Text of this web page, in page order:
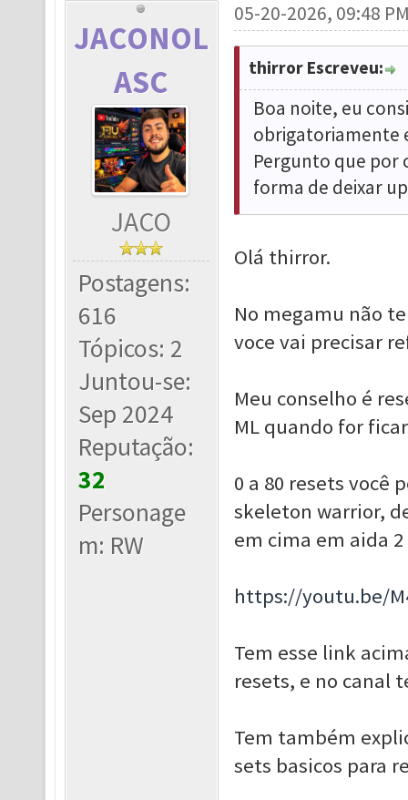
JACONOL
ASC
JACO
Postagens:
616
Tópicos: 2
Juntou-se:
Sep 2024
Reputação:
32
Personage
m: RW
05-20-2026, 09:48
thirror Escreveu:
Boa noite, eu
obrigatoriamente
Pergunto que por
forma de deixar
Olá thirror.
No megamu não
voce vai precisar
Meu conselho é
ML quando for ficar
0 a 80 resets você
skeleton warrior,
em cima em aida
https://youtu.be/
Tem esse link
resets, e no canal
Tem também
sets basicos para